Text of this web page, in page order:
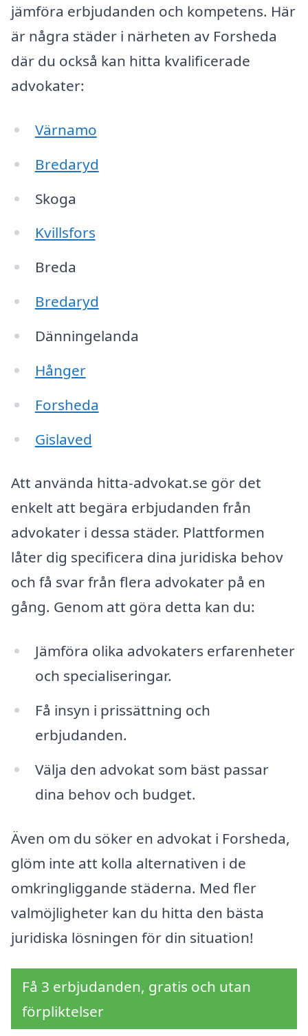
jämföra erbjudanden och kompetens. Här
är några städer i närheten av Forsheda
där du också kan hitta kvalificerade
advokater:
Värnamo
Bredaryd
Skoga
Kvillsfors
Breda
Bredaryd
Dänningelanda
Hånger
Forsheda
Gislaved
Att använda hitta-advokat.se gör det
enkelt att begära erbjudanden från
advokater i dessa städer. Plattformen
låter dig specificera dina juridiska behov
och få svar från flera advokater på en
gång. Genom att göra detta kan du:
Jämföra olika advokaters erfarenheter
och specialiseringar.
Få insyn i prissättning och
erbjudanden.
Välja den advokat som bäst passar
dina behov och budget.
Även om du söker en advokat i Forsheda,
glöm inte att kolla alternativen i de
omkringliggande städerna. Med fler
valmöjligheter kan du hitta den bästa
juridiska lösningen för din situation!
Få 3 erbjudanden, gratis och utan
förpliktelser